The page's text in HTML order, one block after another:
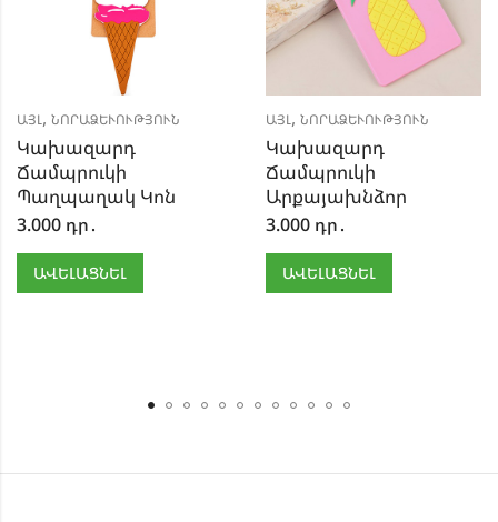
ԱՅԼ, ՆՈՐԱՁԵՒՈՒԹՅՈՒՆ
Կախազարդ
Ճամպրուկի
Պաղպաղակ Կոն
3.000 դր․
ԱՎԵԼԱՑՆԵԼ
ԱՅԼ, ՆՈՐԱՁԵՒՈՒԹՅՈՒՆ
Կախազարդ
Ճամպրուկի
Արքայախնձոր
3.000 դր․
ԱՎԵԼԱՑՆԵԼ